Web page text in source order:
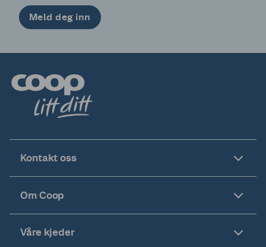
Meld deg inn
Kontakt oss
Om Coop
Våre kjeder